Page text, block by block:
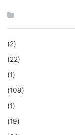
(2)
(22)
(1)
(109)
(1)
(19)